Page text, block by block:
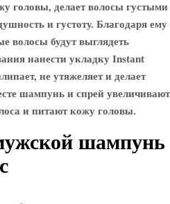
головы, делает волосы густыми
и густоту. Благодаря ему
волосы будут выглядеть
нанести укладку Instant
не утяжеляет и делает
шампунь и спрей увеличивают
и питают кожу головы.
шампунь